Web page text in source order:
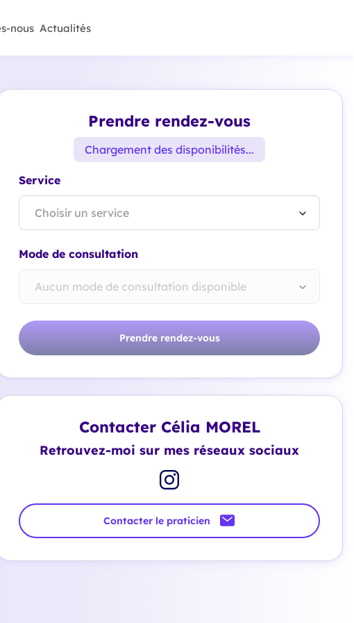
nous Actualités
Prendre rendez-vous
Chargement des disponibilités...
Service
Choisir un service
Mode de consultation
Aucun mode de consultation disponible
Prendre rendez-vous
Contacter Célia MOREL
Retrouvez-moi sur mes réseaux sociaux
Contacter le praticien